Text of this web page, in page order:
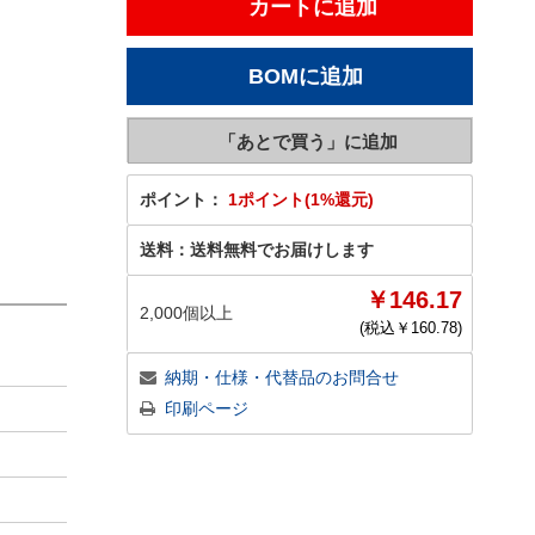
ポイント： 1ポイント(1%還元)
送料： 送料無料でお届けします
2,000個以上 ￥146.17
(税込￥ 160.78)
納期・仕様・代替品のお問合せ
印刷ページ